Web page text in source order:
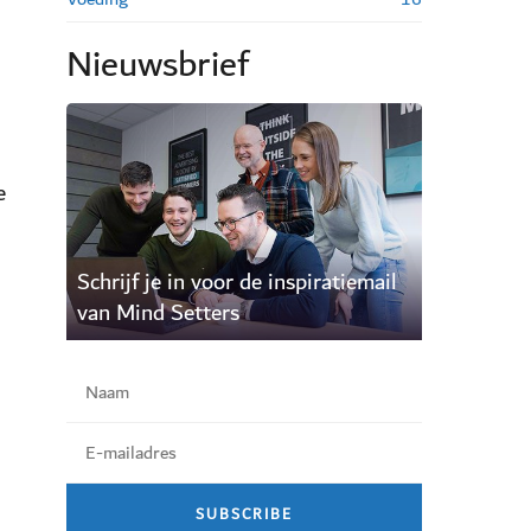
Nieuwsbrief
Schrijf je in voor de inspiratiemail
van Mind Setters